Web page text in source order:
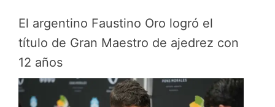
El argentino Faustino Oro logró el
título de Gran Maestro de ajedrez con
12 años